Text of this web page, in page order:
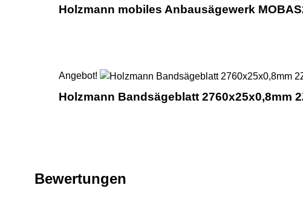
Holzmann mobiles Anbausägewerk
Angebot!
Holzmann Bandsägeblatt 2760x25x0,8mm
Bewertungen